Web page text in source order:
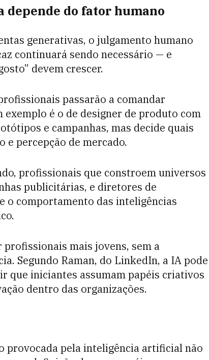
depende do fator humano
generativas, o julgamento humano
continuará sendo necessário — e
devem crescer.
passarão a comandar
é o de designer de produto com
e campanhas, mas decide quais
e percepção de mercado.
profissionais que constroem universos
publicitárias, e diretores de
o comportamento das inteligências
profissionais mais jovens, sem a
Segundo Raman, do LinkedIn, a IA pode
que iniciantes assumam papéis criativos
dentro das organizações.
provocada pela inteligência artificial não